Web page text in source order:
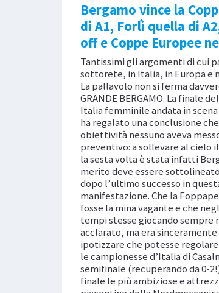
Bergamo vince la
di A1, Forlì quella di
off e Coppe Europee
Tantissimi gli argomenti di cui
sottorete, in Italia, in Europa e
La pallavolo non si ferma
GRANDE BERGAMO. La finale
Italia femminile andata in scena
ha regalato una conclusione
obiettività nessuno aveva
preventivo: a sollevare al cielo
la sesta volta è stata infatti
merito deve essere
dopo l’ultimo successo in
manifestazione. Che la
fosse la mina vagante e che
tempi stesse giocando sempre
acclarato, ma era
ipotizzare che potesse
le campionesse d’Italia di
semifinale (recuperando da 0-
finale le più ambiziose e